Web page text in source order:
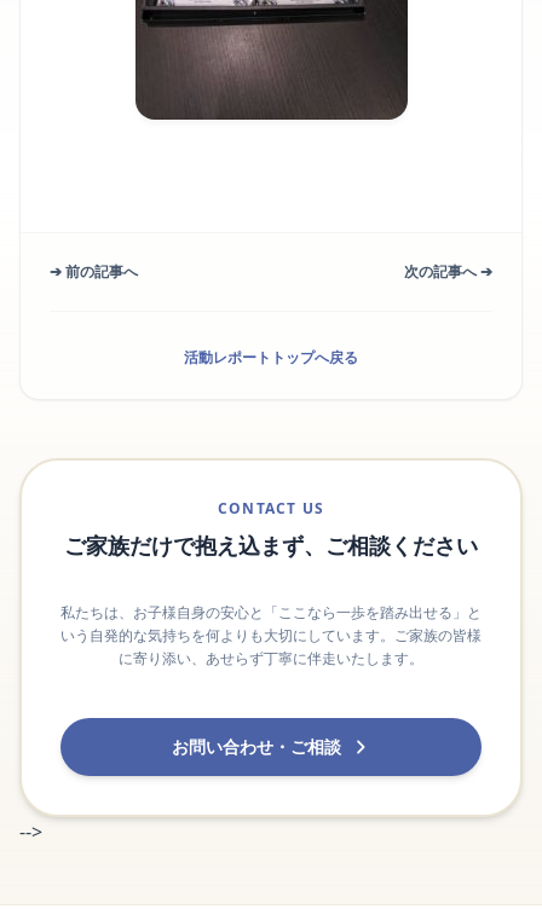
➔ 前の記事へ 次の記事へ ➔
活動レポートトップへ戻る
CONTACT US
ご家族だけで抱え込まず、ご相談ください
私たちは、お子様自身の安心と「ここなら一歩を踏み出せる」と
いう自発的な気持ちを何よりも大切にしています。ご家族の皆様
に寄り添い、あせらず丁寧に伴走いたします。
お問い合わせ・ご相談
-->